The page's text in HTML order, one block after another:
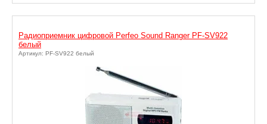
Радиоприемник цифровой Perfeo Sound Ranger PF-SV922
белый
Артикул: PF-SV922 белый